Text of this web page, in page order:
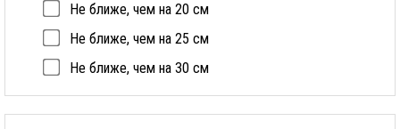
Не ближе, чем на 20 см
Не ближе, чем на 25 см
Не ближе, чем на 30 см